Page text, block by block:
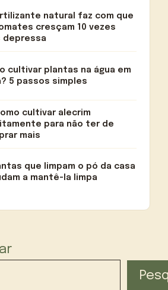
natural faz com que
cresçam 10 vezes
depressa
cultivar plantas na água em
5 passos simples
cultivar alecrim
para não ter de
mais
que limpam o pó da casa
a mantê-la limpa